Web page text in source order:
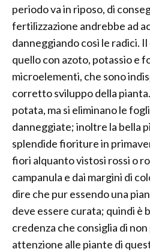
periodo va in riposo, di
fertilizzazione andrebbe ad
danneggiando così le radici.
quello con azoto, potassio e
microelementi, che sono
corretto sviluppo della
potata, ma si eliminano le
danneggiate; inoltre la bella
splendide fioriture in
fiori alquanto vistosi rossi o
campanula e dai margini di
dire che pur essendo una
deve essere curata; quindi è
credenza che consiglia di
attenzione alle piante di